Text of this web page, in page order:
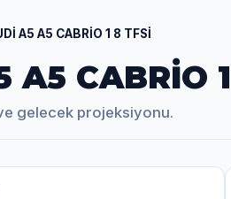
A5 A5 CABRİO 1 8 TFSİ
A5 CABRİO
gelecek projeksiyonu.